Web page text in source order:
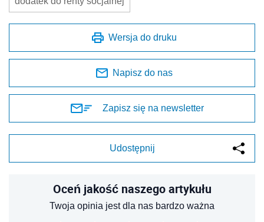
Wersja do druku
Napisz do nas
Zapisz się na newsletter
Udostępnij
Oceń jakość naszego artykułu
Twoja opinia jest dla nas bardzo ważna